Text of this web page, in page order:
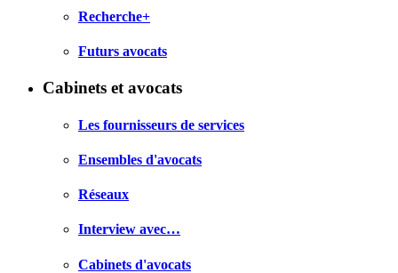
Recherche+
Futurs avocats
Cabinets et avocats
Les fournisseurs de services
Ensembles d'avocats
Réseaux
Interview avec…
Cabinets d'avocats